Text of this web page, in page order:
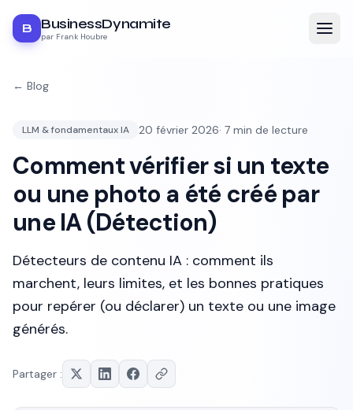
B BusinessDynamite
par Frank Houbre
← Blog
LLM & fondamentaux IA 20 février 2026· 7 min de lecture
Comment vérifier si un texte
ou une photo a été créé par
une IA (Détection)
Détecteurs de contenu IA : comment ils
marchent, leurs limites, et les bonnes pratiques
pour repérer (ou déclarer) un texte ou une image
générés.
Partager :